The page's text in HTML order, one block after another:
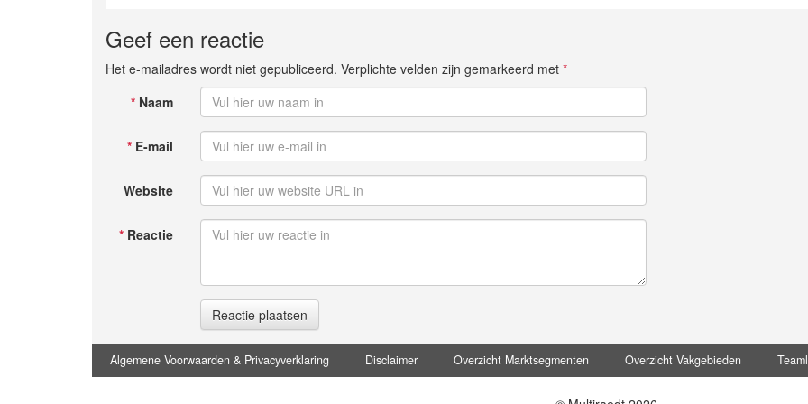
Geef een reactie
Het e-mailadres wordt niet gepubliceerd. Verplichte velden zijn gemarkeerd met *
* Naam
* E-mail
Website
* Reactie
Reactie plaatsen
Algemene Voorwaarden & Privacyverklaring Disclaimer Overzicht Marktsegmenten Overzicht Vakgebieden